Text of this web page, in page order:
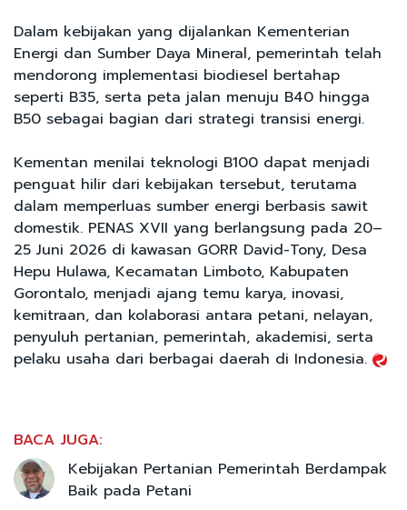
Dalam kebijakan yang dijalankan Kementerian
Energi dan Sumber Daya Mineral, pemerintah telah
mendorong implementasi biodiesel bertahap
seperti B35, serta peta jalan menuju B40 hingga
B50 sebagai bagian dari strategi transisi energi.
Kementan menilai teknologi B100 dapat menjadi
penguat hilir dari kebijakan tersebut, terutama
dalam memperluas sumber energi berbasis sawit
domestik. PENAS XVII yang berlangsung pada 20–
25 Juni 2026 di kawasan GORR David-Tony, Desa
Hepu Hulawa, Kecamatan Limboto, Kabupaten
Gorontalo, menjadi ajang temu karya, inovasi,
kemitraan, dan kolaborasi antara petani, nelayan,
penyuluh pertanian, pemerintah, akademisi, serta
pelaku usaha dari berbagai daerah di Indonesia.
BACA JUGA:
Kebijakan Pertanian Pemerintah Berdampak
Baik pada Petani